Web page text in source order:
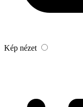
Kép nézet